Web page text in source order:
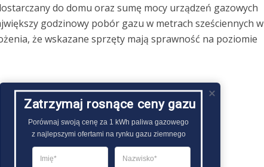
do domu oraz sumę mocy urządzeń gazowych
godzinowy pobór gazu w metrach sześciennych w
że wskazane sprzęty mają sprawność na poziomie
Zatrzymaj rosnące ceny gazu
Porównaj swoją cenę za 1 kWh paliwa gazowego
z najlepszymi ofertami na rynku gazu ziemnego